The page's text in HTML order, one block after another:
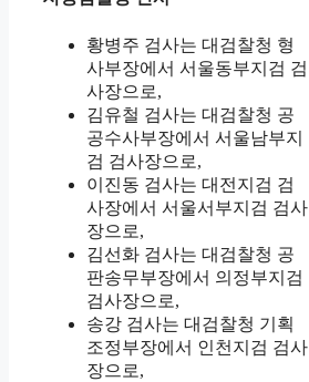
황병주 검사는 대검찰청 형
사부장에서 서울동부지검 검
사장으로,
김유철 검사는 대검찰청 공
공수사부장에서 서울남부지
검 검사장으로,
이진동 검사는 대전지검 검
사장에서 서울서부지검 검사
장으로,
김선화 검사는 대검찰청 공
판송무부장에서 의정부지검
검사장으로,
송강 검사는 대검찰청 기획
조정부장에서 인천지검 검사
장으로,